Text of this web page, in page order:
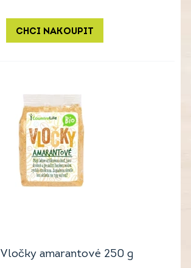
CHCI NAKOUPIT
amarantové 250 g